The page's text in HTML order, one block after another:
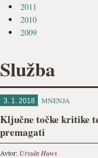
2011
2010
2009
Služba
3. 1. 2018 MNENJA
Ključne točke kritike
premagati
Avtor: Ursula Huws